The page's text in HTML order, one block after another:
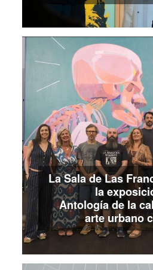
La Sala de Las
la
Antología de la
arte urbano